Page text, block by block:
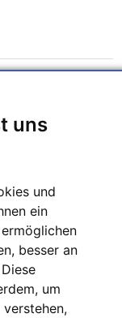
uns
und
ein
besser an
um
verstehen,
SUCHEN